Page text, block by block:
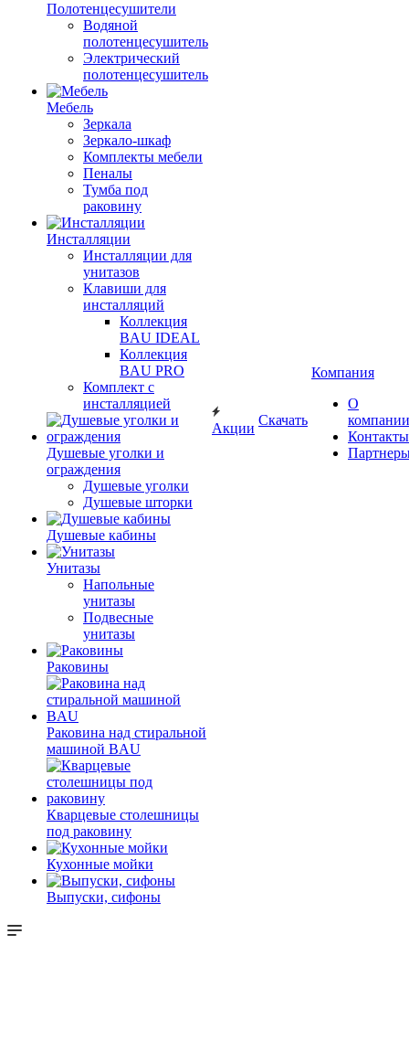
Полотенцесушители
Водяной
полотенцесушитель
Электрический
полотенцесушитель
Мебель
Зеркала
Зеркало-шкаф
Комплекты мебели
Пеналы
Тумба под
раковину
Инсталляции
Инсталляции для
унитазов
Клавиши для
инсталляций
Коллекция
BAU IDEAL
Коллекция
BAU PRO
Комплект с
инсталляцией
Душевые уголки и
ограждения
Душевые уголки
Душевые шторки
Душевые кабины
Унитазы
Напольные
унитазы
Подвесные
унитазы
Раковины
Раковина над стиральной
машиной BAU
Кварцевые столешницы
под раковину
Кухонные мойки
Выпуски, сифоны
Акции
Скачать
Компания
О
компании
Контакты